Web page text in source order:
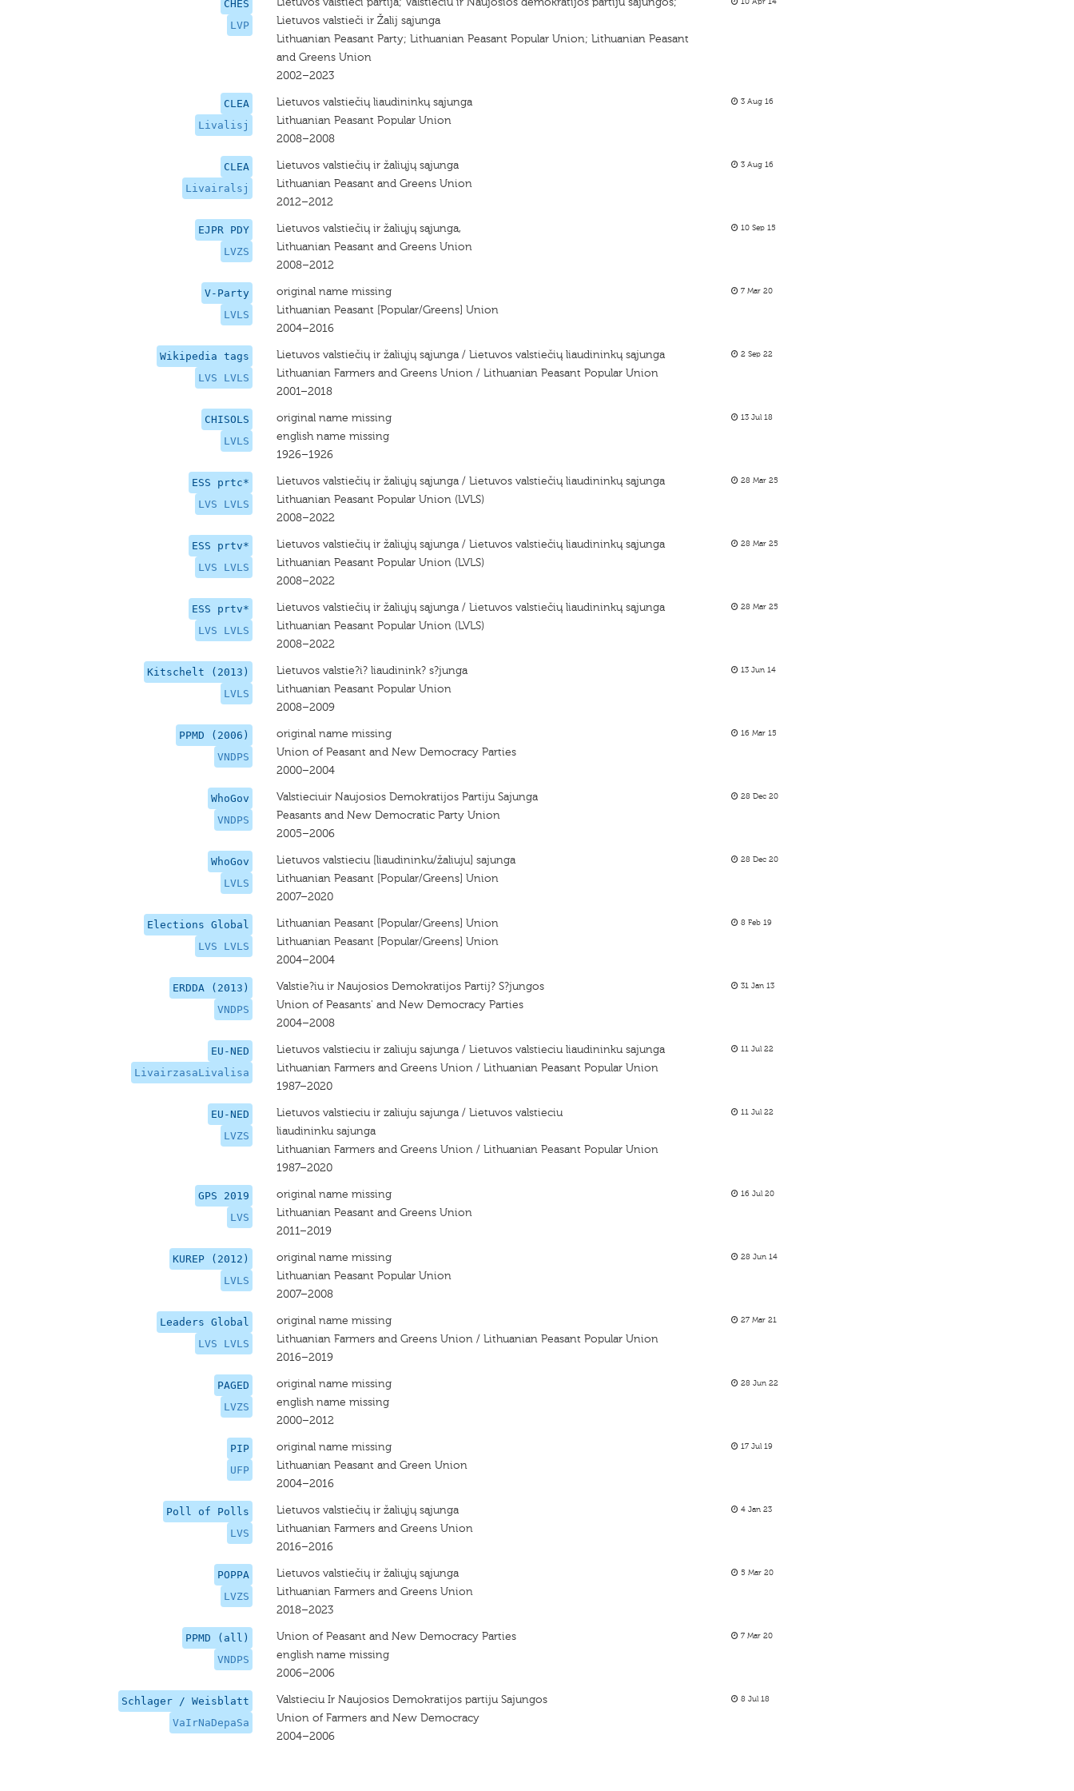
CHES
LVP
Lietuvos valstieči ir Žalij sąjunga
Lithuanian Peasant Party; Lithuanian Peasant Popular Union; Lithuanian Peasant
and Greens Union
2002–2023
CLEA
Livalisj
Lietuvos valstiečių liaudininkų sąjunga
Lithuanian Peasant Popular Union
2008–2008
3 Aug 16
CLEA
Livairalsj
Lietuvos valstiečių ir žaliųjų sąjunga
Lithuanian Peasant and Greens Union
2012–2012
3 Aug 16
EJPR PDY
LVZS
Lietuvos valstiečių ir žaliųjų sąjunga,
Lithuanian Peasant and Greens Union
2008–2012
10 Sep 15
V-Party
LVLS
original name missing
Lithuanian Peasant [Popular/Greens] Union
2004–2016
7 Mar 20
Wikipedia tags
LVS LVLS
Lietuvos valstiečių ir žaliųjų sąjunga / Lietuvos valstiečių liaudininkų sąjunga
Lithuanian Farmers and Greens Union / Lithuanian Peasant Popular Union
2001–2018
2 Sep 22
CHISOLS
LVLS
original name missing
english name missing
1926–1926
13 Jul 18
ESS prtc*
LVS LVLS
Lietuvos valstiečių ir žaliųjų sąjunga / Lietuvos valstiečių liaudininkų sąjunga
Lithuanian Peasant Popular Union (LVLS)
2008–2022
28 Mar 25
ESS prtv*
LVS LVLS
Lietuvos valstiečių ir žaliųjų sąjunga / Lietuvos valstiečių liaudininkų sąjunga
Lithuanian Peasant Popular Union (LVLS)
2008–2022
28 Mar 25
ESS prtv*
LVS LVLS
Lietuvos valstiečių ir žaliųjų sąjunga / Lietuvos valstiečių liaudininkų sąjunga
Lithuanian Peasant Popular Union (LVLS)
2008–2022
28 Mar 25
Kitschelt (2013)
LVLS
Lietuvos valstie?i? liaudinink? s?junga
Lithuanian Peasant Popular Union
2008–2009
13 Jun 14
PPMD (2006)
VNDPS
original name missing
Union of Peasant and New Democracy Parties
2000–2004
16 Mar 15
WhoGov
VNDPS
Valstieciuir Naujosios Demokratijos Partiju Sajunga
Peasants and New Democratic Party Union
2005–2006
28 Dec 20
WhoGov
LVLS
Lietuvos valstieciu [liaudininku/žaliuju] sajunga
Lithuanian Peasant [Popular/Greens] Union
2007–2020
28 Dec 20
Elections Global
LVS LVLS
Lithuanian Peasant [Popular/Greens] Union
Lithuanian Peasant [Popular/Greens] Union
2004–2004
8 Feb 19
ERDDA (2013)
VNDPS
Valstie?iu ir Naujosios Demokratijos Partij? S?jungos
Union of Peasants' and New Democracy Parties
2004–2008
31 Jan 13
EU-NED
LivairzasaLivalisa
Lietuvos valstieciu ir zaliuju sajunga / Lietuvos valstieciu liaudininku sajunga
Lithuanian Farmers and Greens Union / Lithuanian Peasant Popular Union
1987–2020
11 Jul 22
EU-NED
LVZS
Lietuvos valstieciu ir zaliuju sajunga / Lietuvos valstieciu
liaudininku sajunga
Lithuanian Farmers and Greens Union / Lithuanian Peasant Popular Union
1987–2020
11 Jul 22
GPS 2019
LVS
original name missing
Lithuanian Peasant and Greens Union
2011–2019
16 Jul 20
KUREP (2012)
LVLS
original name missing
Lithuanian Peasant Popular Union
2007–2008
28 Jun 14
Leaders Global
LVS LVLS
original name missing
Lithuanian Farmers and Greens Union / Lithuanian Peasant Popular Union
2016–2019
27 Mar 21
PAGED
LVZS
original name missing
english name missing
2000–2012
28 Jun 22
PIP
UFP
original name missing
Lithuanian Peasant and Green Union
2004–2016
17 Jul 19
Poll of Polls
LVS
Lietuvos valstiečių ir žaliųjų sąjunga
Lithuanian Farmers and Greens Union
2016–2016
4 Jan 23
POPPA
LVZS
Lietuvos valstiečių ir žaliųjų sąjunga
Lithuanian Farmers and Greens Union
2018–2023
5 Mar 20
PPMD (all)
VNDPS
Union of Peasant and New Democracy Parties
english name missing
2006–2006
7 Mar 20
Schlager / Weisblatt
VaIrNaDepaSa
Valstieciu Ir Naujosios Demokratijos partiju Sajungos
Union of Farmers and New Democracy
2004–2006
8 Jul 18